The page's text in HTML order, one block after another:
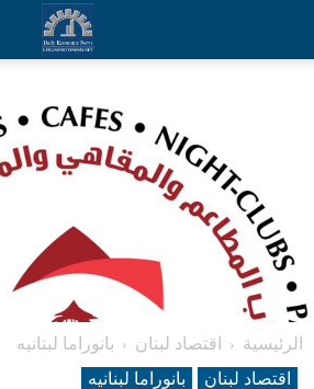
الرئيسية اقتصاد لبنان
بانوراما لبنانیه
اقتصاد لبنان
بانوراما لبنانیه